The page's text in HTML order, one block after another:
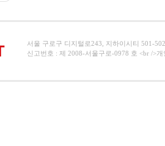
서울 구로구 디지털로243, 지하이시티 501-
신고번호 : 제 2008-서울구로-0978 호 <br />